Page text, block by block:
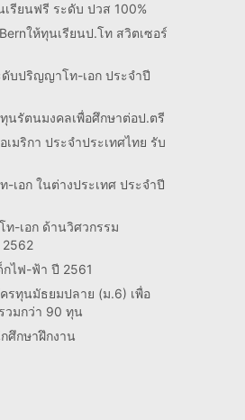
เรียนฟรี ระดับ ปวส 100%
ให้ทุนเรียนป.โท สวิตเซอร์
บปริญญาโท-เอก ประจำปี
นรัตนมงคลเพื่อศึกษาต่อป.ตรี
มริกา ประจำประเทศไทย รับ
เอก ในต่างประเทศ ประจำปี
ท-เอก ด้านวิศวกรรม
2562
ไฟ-ฟ้า ปี 2561
รทุนมัธยมปลาย (ม.6) เพื่อ
วมกว่า 90 ทุน
ศึกษาฝึกงาน